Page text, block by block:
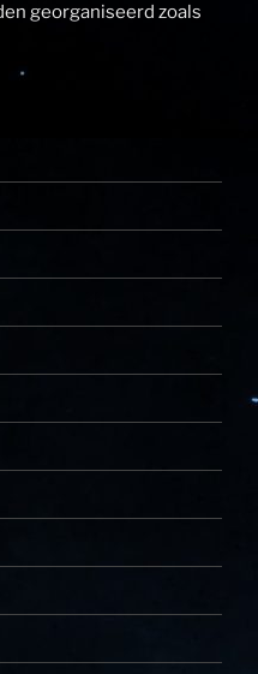
georganiseerd zoals